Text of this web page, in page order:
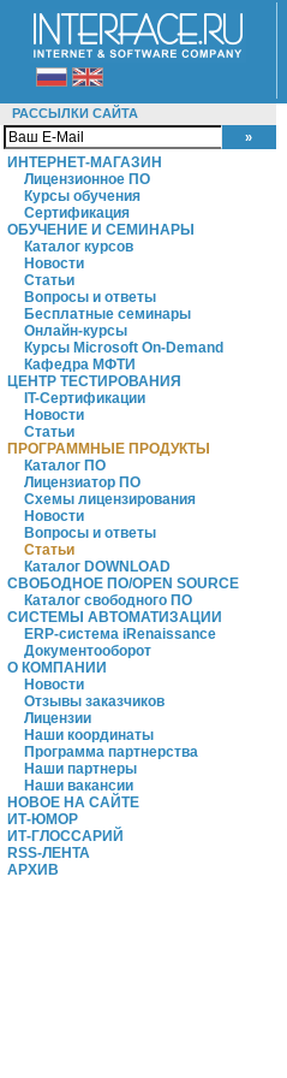
РАССЫЛКИ САЙТА
ИНТЕРНЕТ-МАГАЗИН
Лицензионное ПО
Курсы обучения
Сертификация
ОБУЧЕНИЕ И СЕМИНАРЫ
Каталог курсов
Новости
Статьи
Вопросы и ответы
Бесплатные семинары
Онлайн-курсы
Курсы Microsoft On-Demand
Кафедра МФТИ
ЦЕНТР ТЕСТИРОВАНИЯ
IT-Сертификации
Новости
Статьи
ПРОГРАММНЫЕ ПРОДУКТЫ
Каталог ПО
Лицензиатор ПО
Схемы лицензирования
Новости
Вопросы и ответы
Статьи
Каталог DOWNLOAD
СВОБОДНОЕ ПО/OPEN SOURCE
Каталог свободного ПО
СИСТЕМЫ АВТОМАТИЗАЦИИ
ERP-система iRenaissance
Документооборот
О КОМПАНИИ
Новости
Отзывы заказчиков
Лицензии
Наши координаты
Программа партнерства
Наши партнеры
Наши вакансии
НОВОЕ НА САЙТЕ
ИТ-ЮМОР
ИТ-ГЛОССАРИЙ
RSS-ЛЕНТА
АРХИВ